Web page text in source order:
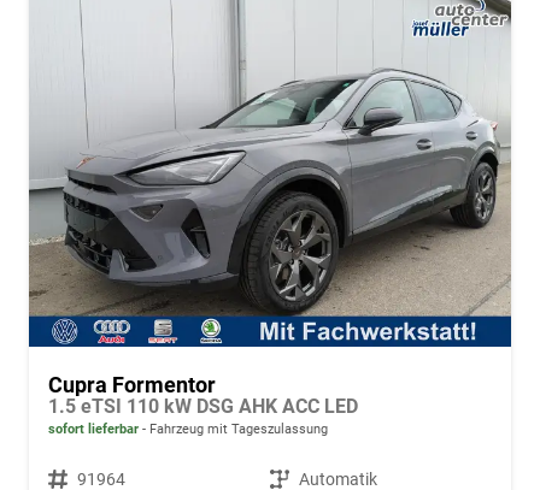
Cupra Formentor
1.5 eTSI 110 kW DSG AHK ACC LED
sofort lieferbar Fahrzeug mit Tageszulassung
Fahrzeugnr. 91964 Getriebe Automatik